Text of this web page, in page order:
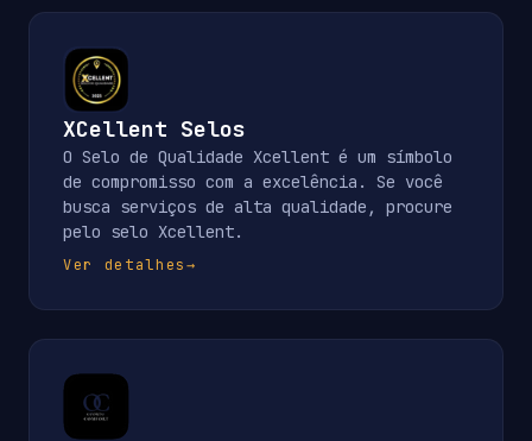
XCellent Selos
O Selo de Qualidade Xcellent é um símbolo
de compromisso com a excelência. Se você
busca serviços de alta qualidade, procure
pelo selo Xcellent.
Ver detalhes→